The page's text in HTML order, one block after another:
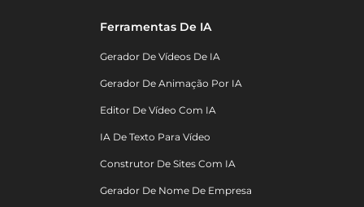
Ferramentas De IA
Gerador De Vídeos De IA
Gerador De Animação Por IA
Editor De Vídeo Com IA
IA De Texto Para Vídeo
Construtor De Sites Com IA
Gerador De Nome De Empresa